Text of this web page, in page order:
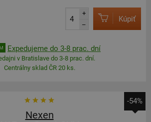
+
–
Kúpiť
Expedujeme do 3-8 prac. dní
v Bratislave do 3-8 prac. dní.
Centrálny sklad ČR 20 ks.
-54%
Nexen